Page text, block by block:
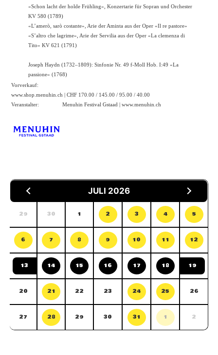
«Schon lacht der holde Frühling», Konzertarie für Sopran und Orchester
KV 580 (1789)
«L’amerò, sarò costante», Arie der Aminta aus der Oper «Il re pastore»
«S’altro che lagrime», Arie der Servilia aus der Oper «La clemenza di
Tito» KV 621 (1791)
Joseph Haydn (1732–1809): Sinfonie Nr. 49 f-Moll Hob. I:49 «La
passione» (1768)
Vorverkauf:
www.shop.menuhin.ch | CHF 170.00 / 145.00 / 95.00 / 40.00
Veranstalter:
Menuhin Festival Gstaad | www.menuhin.ch
JULI 2026
29 30 1 2 3 4 5
6 7 8 9 10 11 12
13 14 15 16 17 18 19
20 21 22 23 24 25 26
27 28 29 30 31 1 2